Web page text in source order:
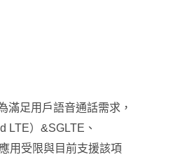
滿足用戶語音通話需求 ，
LTE）&SGLTE、
用受限與目前支援該項